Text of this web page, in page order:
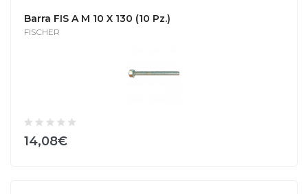
Barra FIS A M 10 X 130 (10 Pz.)
FISCHER
14,08€